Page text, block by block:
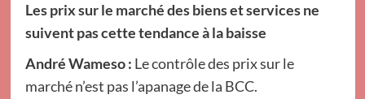
Les prix sur le marché des biens et services ne
suivent pas cette tendance à la baisse
André Wameso : Le contrôle des prix sur le
marché n’est pas l’apanage de la BCC.